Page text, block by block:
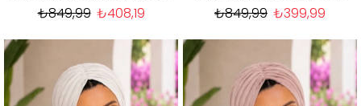
₺408,19
₺849,99 ₺399,99
₺849,99